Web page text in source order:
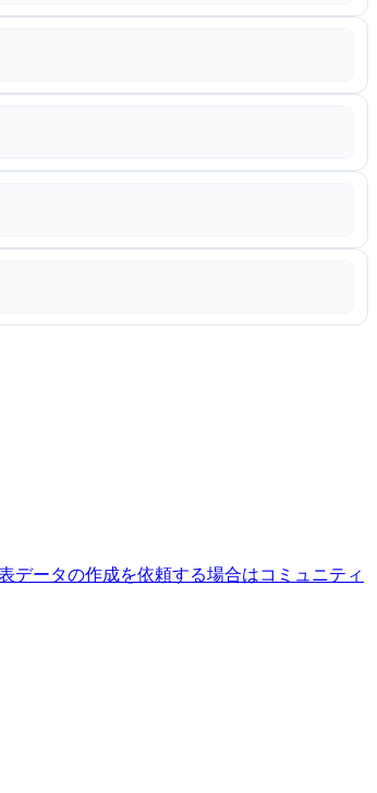
データの作成を依頼する場合はコミュニティ